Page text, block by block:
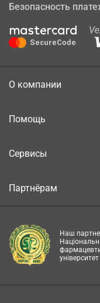
Безопасность
О компании
Помощь
Сервисы
Партнёрам
Наш
університет